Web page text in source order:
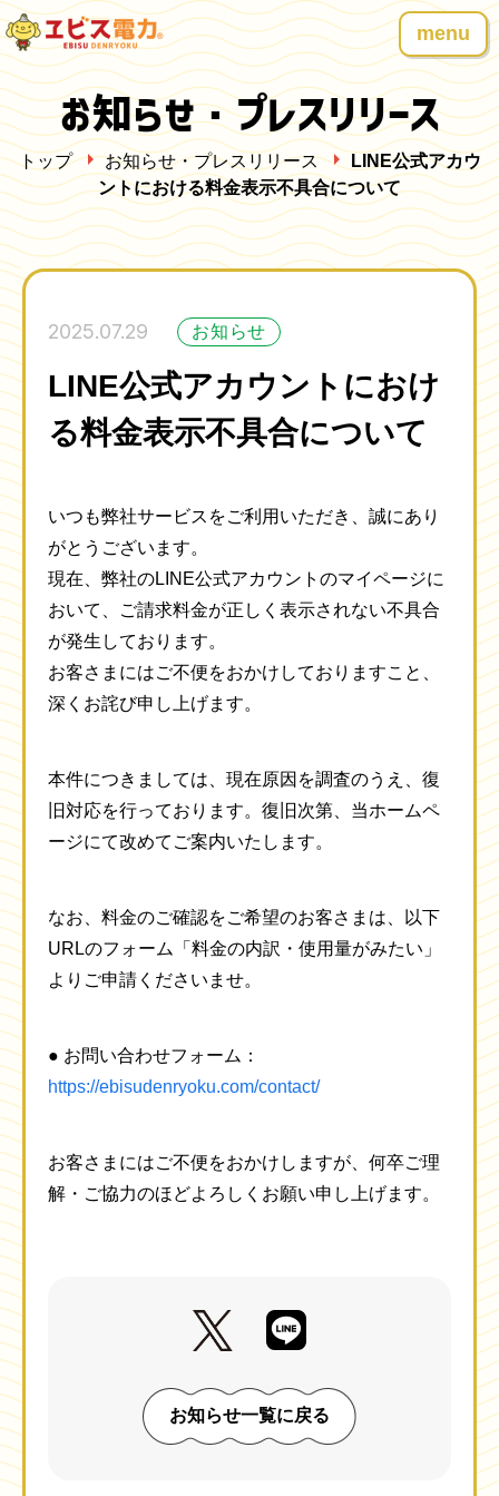
menu
お知らせ・プレスリリース
トップ お知らせ・プレスリリース
LINE公式アカウ
ントにおける料金表示不具合について
2025.07.29 お知らせ
LINE公式アカウントにおけ
る料金表示不具合について
いつも弊社サービスをご利用いただき、誠にあり
がとうございます。
現在、弊社のLINE公式アカウントのマイページに
おいて、ご請求料金が正しく表示されない不具合
が発生しております。
お客さまにはご不便をおかけしておりますこと、
深くお詫び申し上げます。
本件につきましては、現在原因を調査のうえ、復
旧対応を行っております。復旧次第、当ホームペ
ージにて改めてご案内いたします。
なお、料金のご確認をご希望のお客さまは、以下
URLのフォーム「料金の内訳・使用量がみたい」
よりご申請くださいませ。
● お問い合わせフォーム：
https://ebisudenryoku.com/contact/
お客さまにはご不便をおかけしますが、何卒ご理
解・ご協力のほどよろしくお願い申し上げます。
お知らせ一覧に戻る